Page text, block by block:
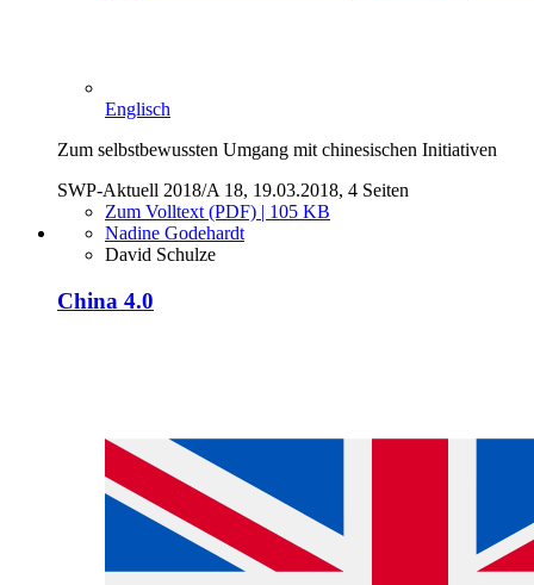
Englisch
Zum selbstbewussten Umgang mit chinesischen Initiativen
SWP-Aktuell 2018/A 18, 19.03.2018, 4 Seiten
Zum Volltext (PDF) | 105 KB
Nadine Godehardt
David Schulze
China 4.0